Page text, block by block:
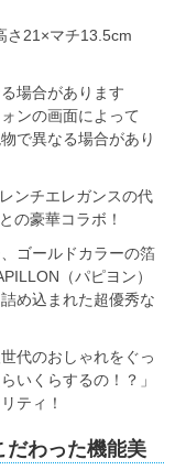
さ21×マチ13.5cm
場合があります
ンの画面によって
で異なる場合があり
ンチエレガンスの代
の豪華コラボ！
ゴールドカラーの箔
（パピヨン）
め込まれた超優秀な
代のおしゃれをぐっ
いくらするの！？」
ティ！
だわった機能美